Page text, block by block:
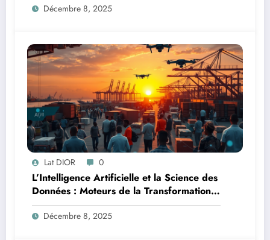
Décembre 8, 2025
Lat DIOR 0
L’Intelligence Artificielle et la Science des
Données : Moteurs de la Transformation
Logistique et Infrastructures en Afrique
Décembre 8, 2025